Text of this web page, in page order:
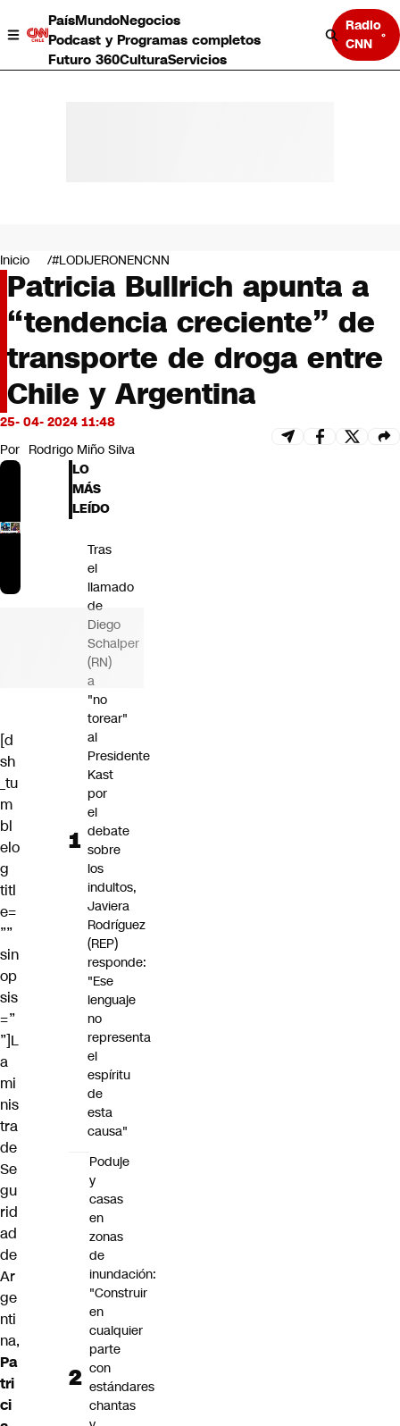
PaísMundoNegocios
Podcast y Programas completos
Futuro 360CulturaServicios
Radio
CNN
Negocios
Deportes
Programas completos
Cultura
Servicios
Bits
CNN tiempo
Futuro 360
Inicio #LODIJERONENCNN
Patricia Bullrich apunta a
“tendencia creciente” de
transporte de droga entre
Chile y Argentina
25- 04- 2024 11:48
Por Rodrigo Miño Silva
[d
sh
_tu
m
bl
elo
g
titl
e=
””
sin
op
sis
=”
”]L
a
mi
nis
tra
de
Se
gu
rid
ad
de
Ar
ge
nti
na,
Pa
tri
ci
LO
MÁS
LEÍDO
Tras
el
llamado
de
Diego
Schalper
(RN)
a
"no
torear"
al
Presidente
Kast
por
el
debate
sobre
los
indultos,
Javiera
Rodríguez
(REP)
responde:
"Ese
lenguaje
no
representa
el
espíritu
de
esta
causa"
Poduje
y
casas
en
zonas
de
inundación:
"Construir
en
cualquier
parte
con
estándares
chantas